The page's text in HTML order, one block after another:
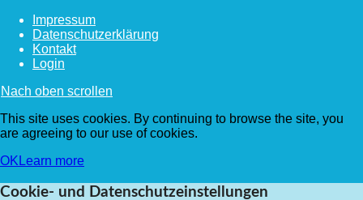
Impressum
Datenschutzerklärung
Kontakt
Login
Nach oben scrollen
This site uses cookies. By continuing to browse the site, you
are agreeing to our use of cookies.
OK Learn more
Cookie- und Datenschutzeinstellungen